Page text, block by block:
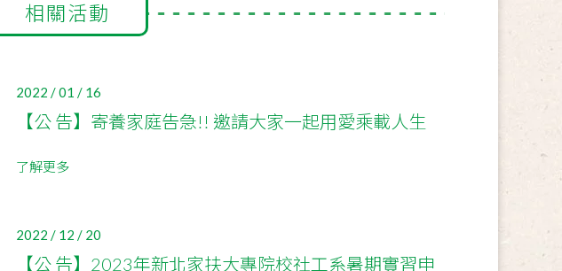
相關活動
2022 / 01 / 16
【公 告】寄養家庭告急!! 邀請大家一起用愛乘載人生
了解更多
2022 / 12 / 20
【公 告】2023年新北家扶大專院校社工系暑期實習申